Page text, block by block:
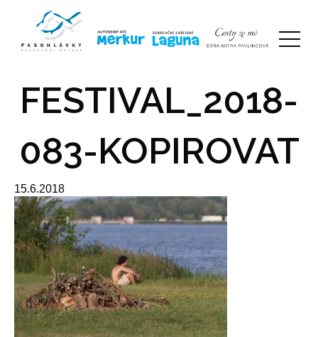
FESTIVAL_2018-
083-KOPIROVAT
15.6.2018